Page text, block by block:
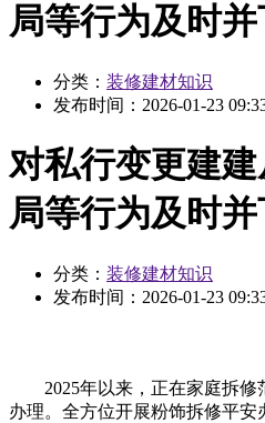
局等行为及时
分类： 装修建材知识
发布时间： 2026-01-23
对私行变更建
局等行为及时
分类： 装修建材知识
发布时间： 2026-01-23
2025年以来，正在家庭拆修
办理。全方位开展粉饰拆修平